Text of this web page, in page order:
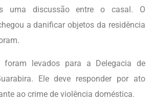
uma discussão entre o casal. O
a danificar objetos da residência
foram levados para a Delegacia de
Ele deve responder por ato
ao crime de violência doméstica.